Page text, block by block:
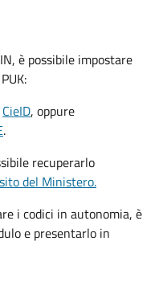
è possibile impostare
CieID, oppure
.
recuperarlo
sito del Ministero.
i codici in autonomia, è
e presentarlo in